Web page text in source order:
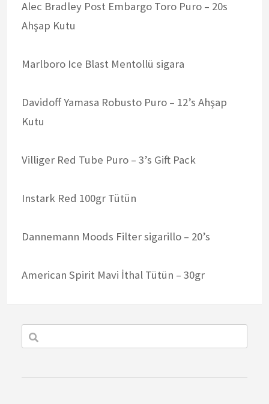
Alec Bradley Post Embargo Toro Puro – 20s
Ahşap Kutu
Marlboro Ice Blast Mentollü sigara
Davidoff Yamasa Robusto Puro – 12’s Ahşap
Kutu
Villiger Red Tube Puro – 3’s Gift Pack
Instark Red 100gr Tütün
Dannemann Moods Filter sigarillo – 20’s
American Spirit Mavi İthal Tütün – 30gr